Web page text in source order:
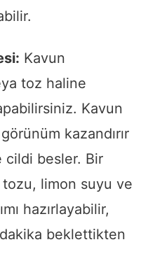
Kavun
toz haline
Kavun
kazandırır
cildi besler. Bir
limon suyu ve
hazırlayabilir,
beklettikten